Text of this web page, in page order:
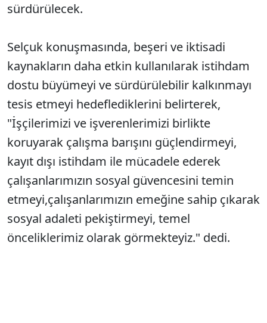
sürdürülecek.
Selçuk konuşmasında, beşeri ve iktisadi
kaynakların daha etkin kullanılarak istihdam
dostu büyümeyi ve sürdürülebilir kalkınmayı
tesis etmeyi hedeflediklerini belirterek,
"İşçilerimizi ve işverenlerimizi birlikte
koruyarak çalışma barışını güçlendirmeyi,
kayıt dışı istihdam ile mücadele ederek
çalışanlarımızın sosyal güvencesini temin
etmeyi,çalışanlarımızın emeğine sahip çıkarak
sosyal adaleti pekiştirmeyi, temel
önceliklerimiz olarak görmekteyiz." dedi.